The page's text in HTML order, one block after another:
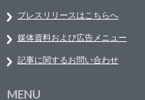
プレスリリースはこちらへ
媒体資料および広告メニュー
記事に関するお問い合わせ
MENU